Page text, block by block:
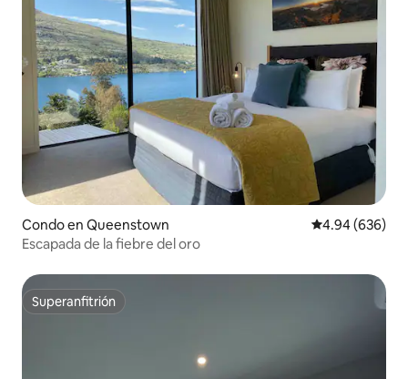
Condo en Queenstown Calificación
4.94 (636)
Escapada de la fiebre del oro
Superanfitrión
Superanfitrión